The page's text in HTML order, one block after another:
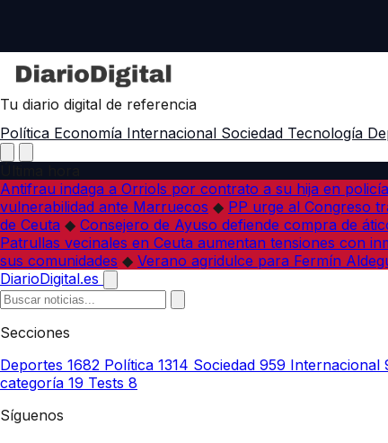
Tu diario digital de referencia
Política Economía Internacional Sociedad Tecnología
Antifrau indaga a Orriols por contrato a su hija en
vulnerabilidad ante Marruecos ◆ PP urge al Congreso
de Ceuta ◆ Consejero de Ayuso defiende compra de
Patrullas vecinales en Ceuta aumentan tensiones con
sus comunidades ◆ Verano agridulce para Fermín
DiarioDigital.es
Secciones
Deportes 1682 Política 1314 Sociedad 959 Internacional
categoría 19 Tests 8
Síguenos